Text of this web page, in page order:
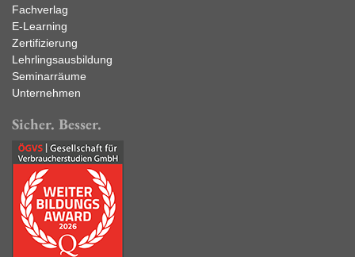
Fachverlag
E-Learning
Zertifizierung
Lehrlingsausbildung
Seminarräume
Unternehmen
Sicher. Besser.